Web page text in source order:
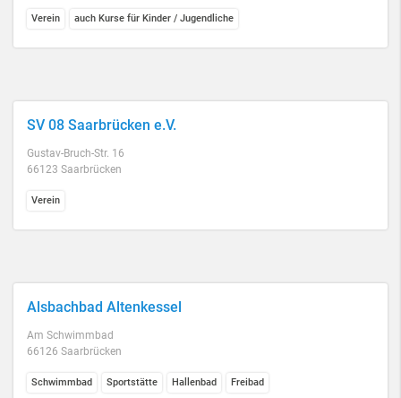
Verein auch Kurse für Kinder / Jugendliche
SV 08 Saarbrücken e.V.
Gustav-Bruch-Str. 16
66123 Saarbrücken
Verein
Alsbachbad Altenkessel
Am Schwimmbad
66126 Saarbrücken
Schwimmbad Sportstätte Hallenbad Freibad